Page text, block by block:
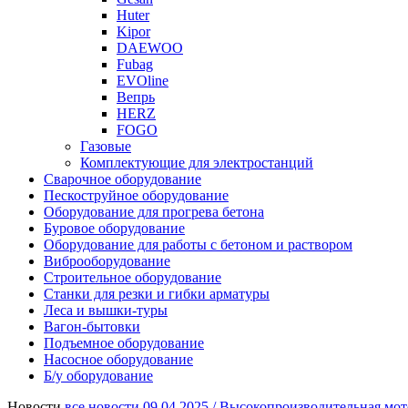
Huter
Kipor
DAEWOO
Fubag
EVOline
Вепрь
HERZ
FOGO
Газовые
Комплектующие для электростанций
Сварочное оборудование
Пескоструйное оборудование
Оборудование для прогрева бетона
Буровое оборудование
Оборудование для работы с бетоном и раствором
Виброоборудование
Строительное оборудование
Станки для резки и гибки арматуры
Леса и вышки-туры
Вагон-бытовки
Подъемное оборудование
Насосное оборудование
Б/у оборудование